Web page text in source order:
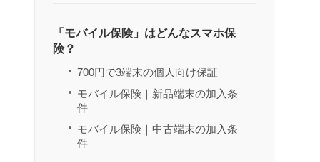
「モバイル保険」はどんなスマホ保
険？
700円で3端末の個人向け保証
モバイル保険｜新品端末の加入条
件
モバイル保険｜中古端末の加入条
件